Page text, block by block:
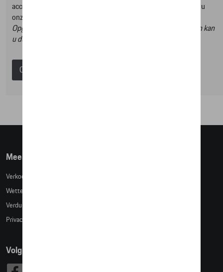
accessoire gamma, om het volledige gamma te ontdekken kan u
onze Tequipment accessoire zoeker raadplegen.
Opgelet, door op deze link te klikken verlaat u de online shop en kan
u dus geen artikels online bestellen.
Catalogus Porsche
Meer info
Verkoopsvoorwaarden
Wettelijke bepalingen
Verduidelijking kledingmaten
Privacybeleid
Volg Ons